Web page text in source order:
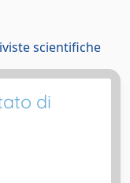
scientifiche
di